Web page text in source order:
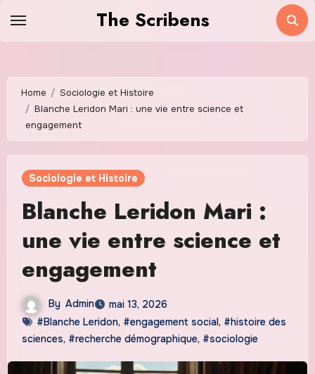
The Scribens
Home
Sociologie et Histoire
Blanche Leridon Mari : une vie entre science et
engagement
Sociologie et Histoire
Blanche Leridon Mari :
une vie entre science et
engagement
By Admin
mai 13, 2026
#Blanche Leridon, #engagement social, #histoire des
sciences, #recherche démographique, #sociologie